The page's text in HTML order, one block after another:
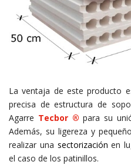
La ventaja de este producto
precisa de estructura de
Agarre Tecbor ® para su
Además, su ligereza y
realizar una sectorización en
el caso de los patinillos.